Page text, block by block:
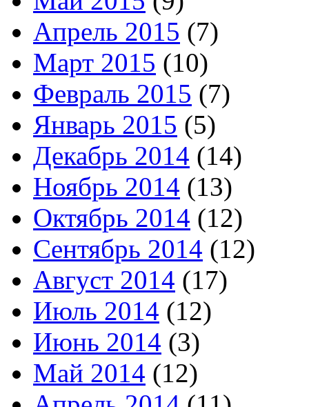
Апрель 2015 (7)
Март 2015 (10)
Февраль 2015 (7)
Январь 2015 (5)
Декабрь 2014 (14)
Ноябрь 2014 (13)
Октябрь 2014 (12)
Сентябрь 2014 (12)
Август 2014 (17)
Июль 2014 (12)
Июнь 2014 (3)
Май 2014 (12)